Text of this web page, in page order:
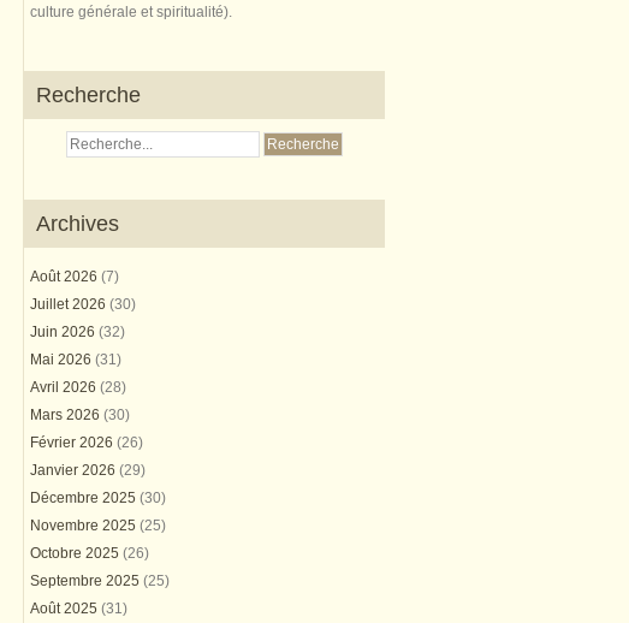
culture générale et spiritualité).
Recherche
Archives
Août 2026 (7)
Juillet 2026 (30)
Juin 2026 (32)
Mai 2026 (31)
Avril 2026 (28)
Mars 2026 (30)
Février 2026 (26)
Janvier 2026 (29)
Décembre 2025 (30)
Novembre 2025 (25)
Octobre 2025 (26)
Septembre 2025 (25)
Août 2025 (31)